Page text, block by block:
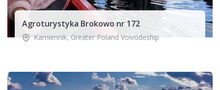
Agroturystyka Brokowo nr 172
Kamiennik, Greater Poland Voivodeship